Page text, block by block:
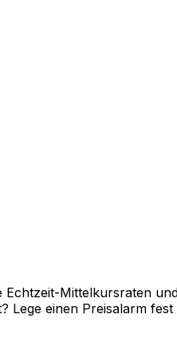
Mittelkursraten
einen Preisalarm